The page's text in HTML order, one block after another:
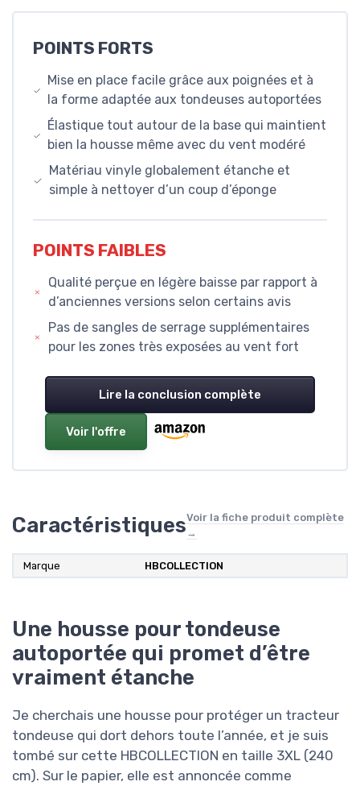
POINTS FORTS
Mise en place facile grâce aux poignées et à
la forme adaptée aux tondeuses autoportées
Élastique tout autour de la base qui maintient
bien la housse même avec du vent modéré
Matériau vinyle globalement étanche et
simple à nettoyer d’un coup d’éponge
POINTS FAIBLES
Qualité perçue en légère baisse par rapport à
d’anciennes versions selon certains avis
Pas de sangles de serrage supplémentaires
pour les zones très exposées au vent fort
Lire la conclusion complète
Voir l'offre
CaractéristiquesVoir la fiche produit complète
→
Marque HBCOLLECTION
Une housse pour tondeuse
autoportée qui promet d’être
vraiment étanche
Je cherchais une housse pour protéger un tracteur
tondeuse qui dort dehors toute l’année, et je suis
tombé sur cette HBCOLLECTION en taille 3XL (240
cm). Sur le papier, elle est annoncée comme